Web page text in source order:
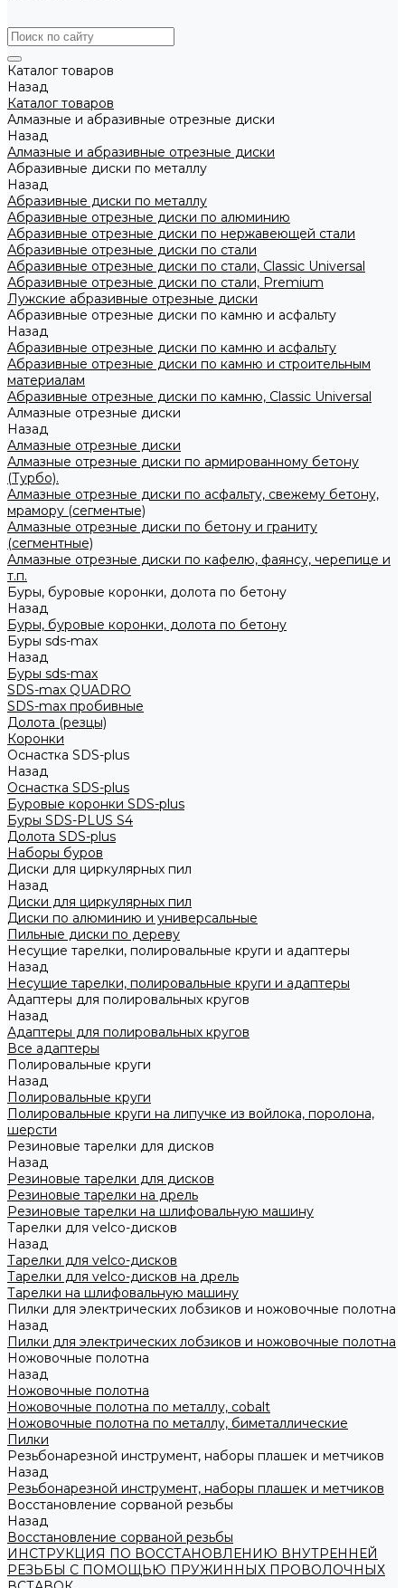
Каталог товаров
Назад
Каталог товаров
Алмазные и абразивные отрезные диски
Назад
Алмазные и абразивные отрезные диски
Абразивные диски по металлу
Назад
Абразивные диски по металлу
Абразивные отрезные диски по алюминию
Абразивные отрезные диски по нержавеющей стали
Абразивные отрезные диски по стали
Абразивные отрезные диски по стали, Classic Universal
Абразивные отрезные диски по стали, Premium
Лужские абразивные отрезные диски
Абразивные отрезные диски по камню и асфальту
Назад
Абразивные отрезные диски по камню и асфальту
Абразивные отрезные диски по камню и строительным
материалам
Абразивные отрезные диски по камню, Classic Universal
Алмазные отрезные диски
Назад
Алмазные отрезные диски
Алмазные отрезные диски по армированному бетону
(Турбо).
Алмазные отрезные диски по асфальту, свежему бетону,
мрамору (сегментые)
Алмазные отрезные диски по бетону и граниту
(сегментные)
Алмазные отрезные диски по кафелю, фаянсу, черепице и
т.п.
Буры, буровые коронки, долота по бетону
Назад
Буры, буровые коронки, долота по бетону
Буры sds-max
Назад
Буры sds-max
SDS-max QUADRO
SDS-max пробивные
Долота (резцы)
Коронки
Оснастка SDS-plus
Назад
Оснастка SDS-plus
Буровые коронки SDS-plus
Буры SDS-PLUS S4
Долота SDS-plus
Наборы буров
Диски для циркулярных пил
Назад
Диски для циркулярных пил
Диски по алюминию и универсальные
Пильные диски по дереву
Несущие тарелки, полировальные круги и адаптеры
Назад
Несущие тарелки, полировальные круги и адаптеры
Адаптеры для полировальных кругов
Назад
Адаптеры для полировальных кругов
Все адаптеры
Полировальные круги
Назад
Полировальные круги
Полировальные круги на липучке из войлока, поролона,
шерсти
Резиновые тарелки для дисков
Назад
Резиновые тарелки для дисков
Резиновые тарелки на дрель
Резиновые тарелки на шлифовальную машину
Тарелки для velco-дисков
Назад
Тарелки для velco-дисков
Тарелки для velco-дисков на дрель
Тарелки на шлифовальную машину
Пилки для электрических лобзиков и ножовочные полотна
Назад
Пилки для электрических лобзиков и ножовочные полотна
Ножовочные полотна
Назад
Ножовочные полотна
Ножовочные полотна по металлу, cobalt
Ножовочные полотна по металлу, биметаллические
Пилки
Резьбонарезной инструмент, наборы плашек и метчиков
Назад
Резьбонарезной инструмент, наборы плашек и метчиков
Восстановление сорваной резьбы
Назад
Восстановление сорваной резьбы
ИНСТРУКЦИЯ ПО ВОССТАНОВЛЕНИЮ ВНУТРЕННЕЙ
РЕЗЬБЫ С ПОМОЩЬЮ ПРУЖИННЫХ ПРОВОЛОЧНЫХ